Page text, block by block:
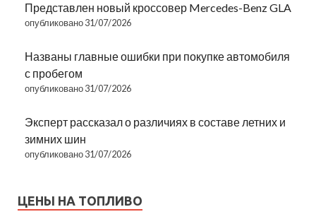
Представлен новый кроссовер Mercedes-Benz GLA
опубликовано 31/07/2026
Названы главные ошибки при покупке автомобиля
с пробегом
опубликовано 31/07/2026
Эксперт рассказал о различиях в составе летних и
зимних шин
опубликовано 31/07/2026
ЦЕНЫ НА ТОПЛИВО